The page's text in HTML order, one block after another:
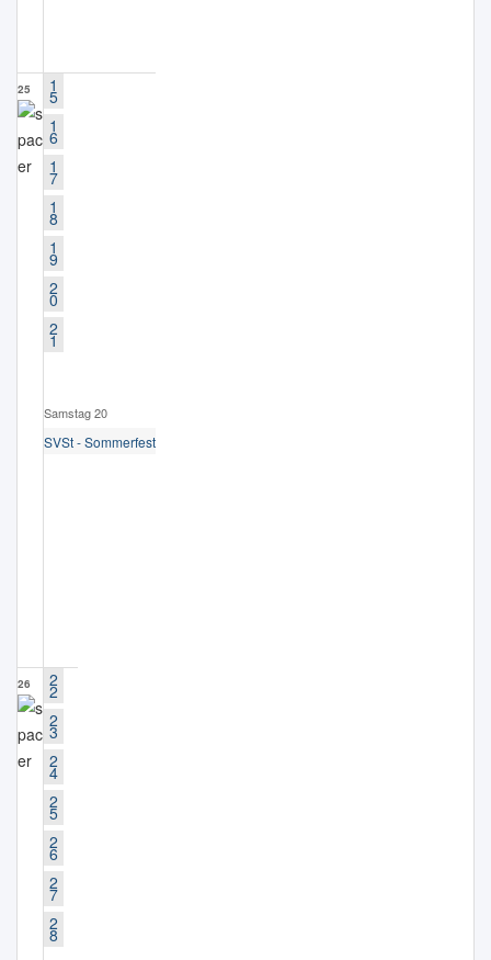
25 1
5
1
6
1
7
1
8
1
9
2
0
2
1
Samstag 20
SVSt - Sommerfest
26 2
2
2
3
2
4
2
5
2
6
2
7
2
8